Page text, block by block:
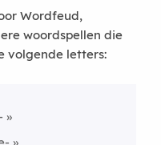
Wordfeud,
woordspellen die
volgende letters: